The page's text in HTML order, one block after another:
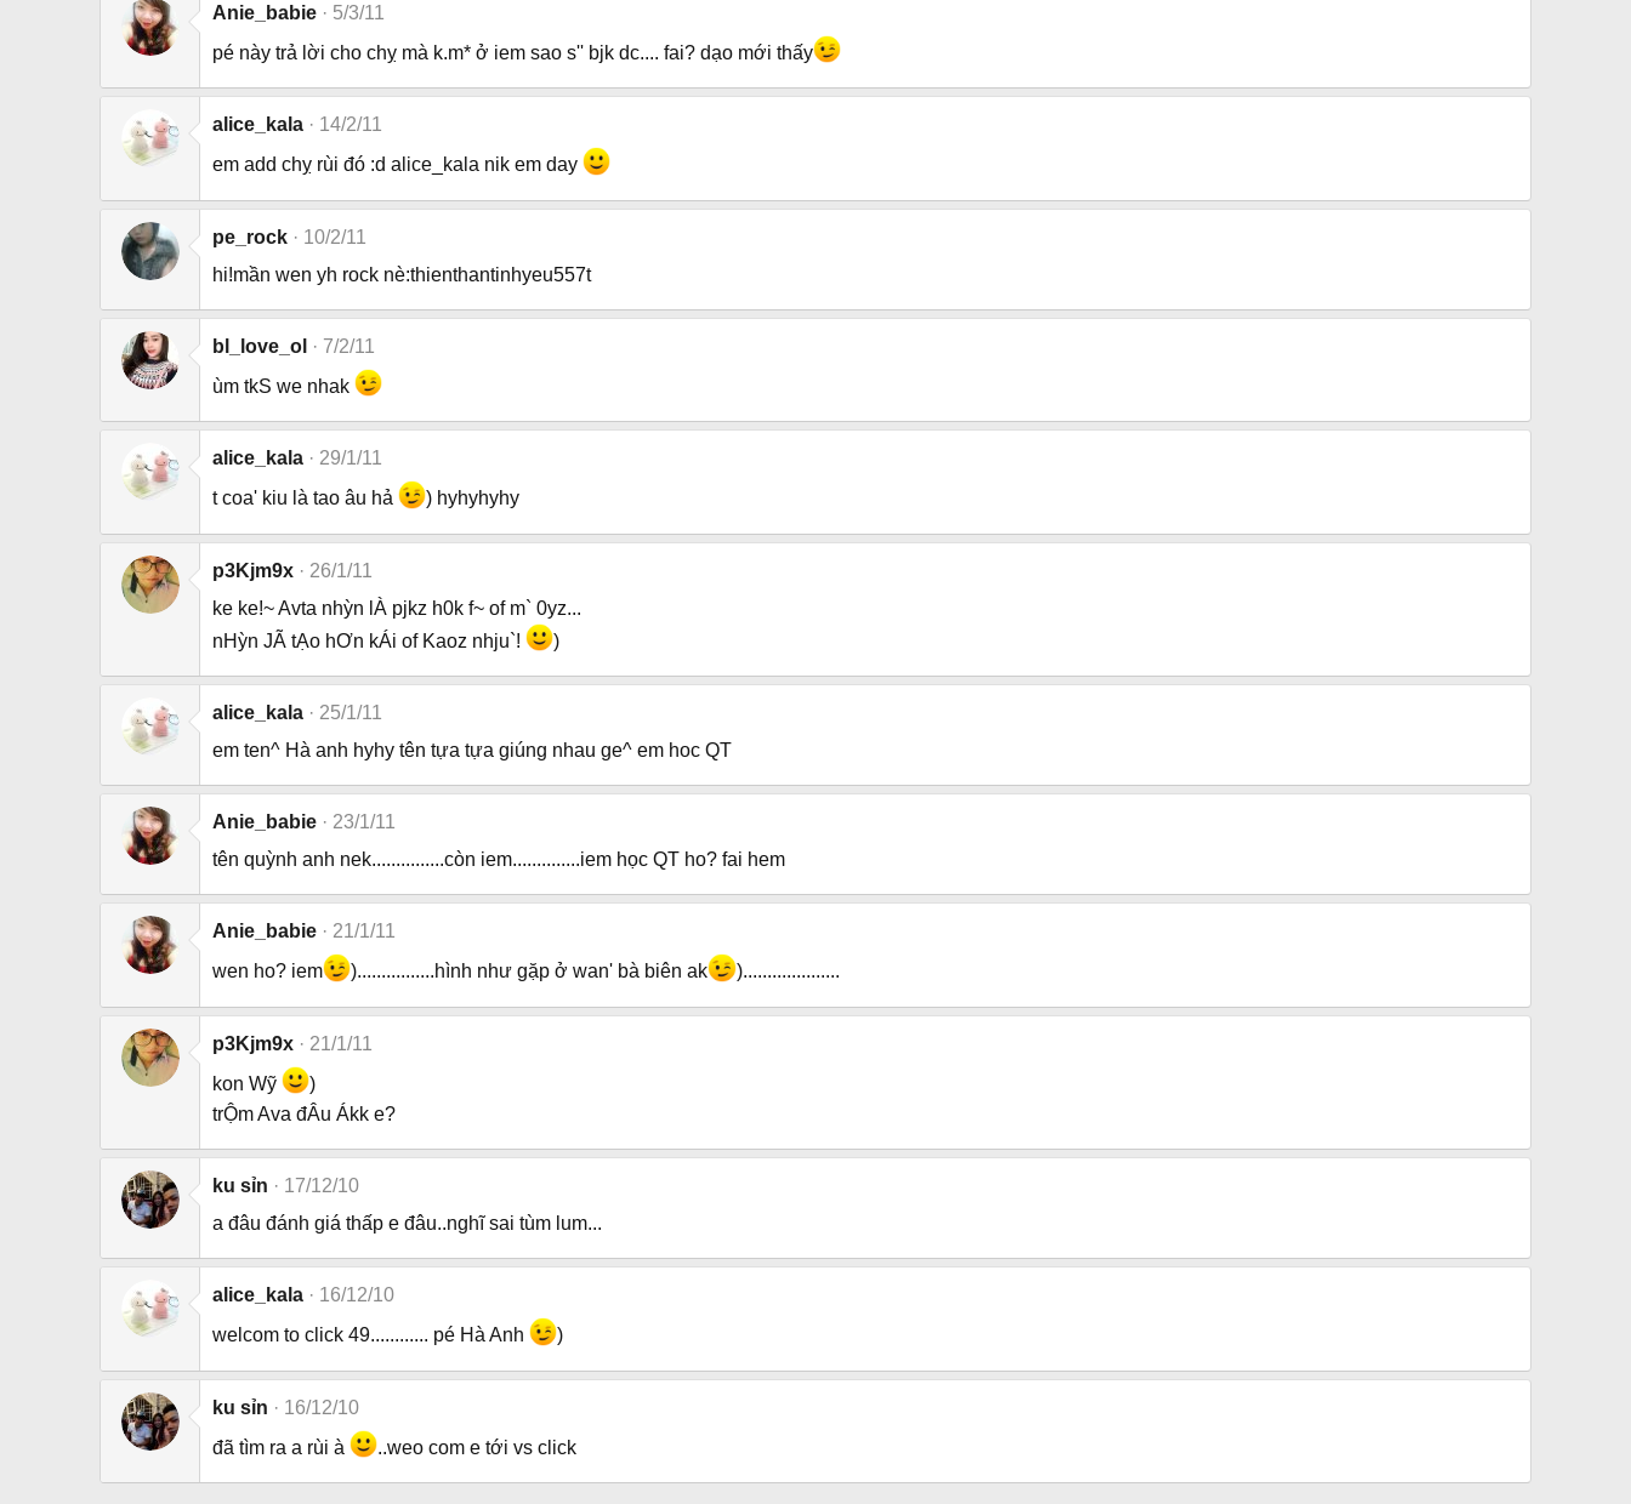
Anie_babie
5/3/11
pé này trả lời cho chỵ mà k.m* ở iem sao s'' bjk dc.... fai? dạo mới thấy
alice_kala
14/2/11
em add chỵ rùi đó :d alice_kala nik em day
pe_rock
10/2/11
hi!mần wen yh rock nè:thienthantinhyeu557t
bl_love_ol
7/2/11
ùm tkS we nhak
alice_kala
29/1/11
t coa' kiu là tao âu hả
) hyhyhyhy
p3Kjm9x
26/1/11
ke ke!~ Avta nhỳn lÀ pjkz h0k f~ of m` 0yz...
nHỳn JÃ tẠo hƠn kÁi of Kaoz nhju`!
)
alice_kala
25/1/11
em ten^ Hà anh hyhy tên tựa tựa giúng nhau ge^ em hoc QT
Anie_babie
23/1/11
tên quỳnh anh nek...............còn iem..............iem học QT ho? fai hem
Anie_babie
21/1/11
wen ho? iem
)................hình như gặp ở wan' bà biên ak )....................
p3Kjm9x
21/1/11
kon Wỹ
)
trỘm Ava đÂu Ákk e?
ku sỉn
17/12/10
a đâu đánh giá thấp e đâu..nghĩ sai tùm lum...
alice_kala
16/12/10
welcom to click 49............ pé Hà Anh
)
ku sỉn
16/12/10
đã tìm ra a rùi à
..weo com e tới vs click